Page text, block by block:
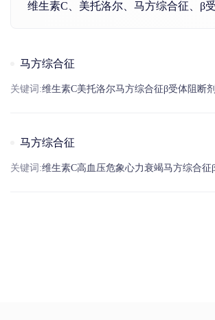
维生素C、 美托洛尔 马方综合征 、β
马方综合征
关键词:维生素C美托洛尔马方综合征β受体阻断剂
马方综合征
关键词:维生素C高血压危象心力衰竭马方综合征